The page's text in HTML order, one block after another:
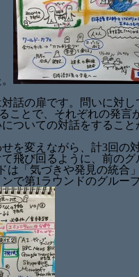
話の扉です。問いに対
ことで、それぞれの発
ついての対話をすること
を変えながら、計3回
飛び回るように、前の
は「気づきや発見の統
で第1ラウンドのグルー